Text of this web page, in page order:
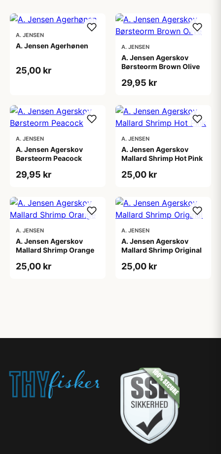
A. JENSEN
A. Jensen Agerhønen
25,00 kr
A. JENSEN
A. Jensen Agerskov
Børsteorm Brown Olive
29,95 kr
A. JENSEN
A. Jensen Agerskov
Børsteorm Peacock
29,95 kr
A. JENSEN
A. Jensen Agerskov
Mallard Shrimp Hot Pink
25,00 kr
A. JENSEN
A. Jensen Agerskov
Mallard Shrimp Orange
25,00 kr
A. JENSEN
A. Jensen Agerskov
Mallard Shrimp Original
25,00 kr